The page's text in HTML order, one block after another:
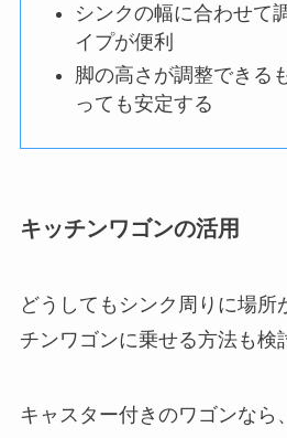
シンクの幅に合わせて
イプが便利
脚の高さが調整できる
っても安定する
キッチンワゴンの活用
どうしてもシンク周りに場所
チンワゴンに乗せる方法も検
キャスター付きのワゴンなら